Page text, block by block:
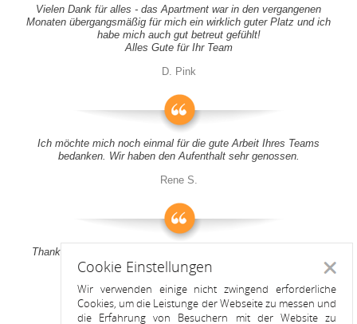
Vielen Dank für alles - das Apartment war in den vergangenen
Monaten übergangsmäßig für mich ein wirklich guter Platz und ich
habe mich auch gut betreut gefühlt!
Alles Gute für Ihr Team
D. Pink
Ich möchte mich noch einmal für die gute Arbeit Ihres Teams
bedanken. Wir haben den Aufenthalt sehr genossen.
Rene S.
Thank you all for your support! It was a pleasure to stay at your
apartment
Anitah S.
Cookie Einstellungen
Wir verwenden einige nicht zwingend erforderliche
Cookies, um die Leistunge der Webseite zu messen und
die Erfahrung von Besuchern mit der Website zu